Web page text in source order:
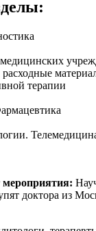
терапии
мероприятия:
доктора из